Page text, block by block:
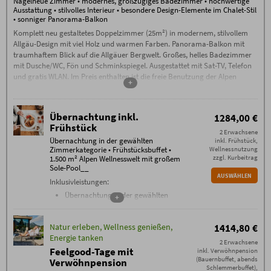
Stornierung muss schriftlich per E-Mail erfolgen
(ausschließlich an info@hotel-oberstdorf.de).
Wir empfehlen den Abschluss einer
Reiserücktrittskostenversicherung.
gemeinsamen Wanderungen, Alp-
Abend mit Live-Musik, Feuerabend,
Whisky-Tasting uvm.
1 x Oberstdorf-Zeremonie 60 min
1 x wohltuendes Peeling 30 min
1 x Kopf-Dekolleté-Massage 30 min
Check-in ab 15 Uhr. Falls Sie nach 23.00
Uhr anreisen, kontaktieren Sie uns bitte am
Anreisetag per Telefon.
Check-out bis 11.00 Uhr
Garagenstellplatz 15 Euro,
Außenstellplatz 5 € pro PKW/Nacht
Zusätzliche Bedingungen
Keine Anzahlung – ab Buchung 70%
Stornogebühren außer bei Weitervermietung. Eine
Stornierung muss schriftlich per E-Mail erfolgen
(ausschließlich an info@hotel-oberstdorf.de).
Ausstattung • stilvolles Interieur • besondere Design-Elemente im Chalet-Stil
• sonniger Panorama-Balkon
Komplett neu gestaltetes Doppelzimmer (25m²) in modernem, stilvollem
Allgäu-Design mit viel Holz und warmen Farben. Panorama-Balkon mit
traumhaftem Blick auf die Allgäuer Bergwelt. Großes, helles Badezimmer
mit Dusche/WC, Fön und Schminkspiegel. Ausgestattet mit Sat-TV, Telefon
und gratis WLAN. Im Preis enthalten ist die freie Benutzung der Alpen
Wellnesswelt mit großem Ganzjahres-Sole-Pool, Naturbadesee,
Flachsbad und vielem mehr.
+
Übernachtung inkl.
Frühstück
Übernachtung in der gewählten
Zimmerkategorie • Frühstücksbuffet •
1.500 m² Alpen Wellnesswelt mit großem
Sole-Pool__
Inklusivleistungen:
Übernachtung in der gewählten
Zimmerkategorie
verschiedenen
Frühstückskomponenten von 7.30
bis 11 Uhr
täglich Nutzung der einzigartigen
+
1284,00 €
2 Erwachsene
inkl. Frühstück,
Wellnessnutzung
zzgl. Kurbeitrag
AUSWÄHLEN
Natur erleben, Wellness genießen,
Energie tanken
Feelgood-Tage mit
Verwöhnpension
1414,80 €
2 Erwachsene
inkl. Verwöhnpension
(Bauernbuffet, abends
Schlemmerbuffet),